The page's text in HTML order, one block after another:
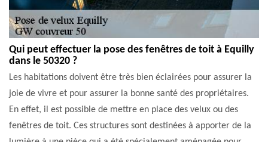
Qui peut effectuer la pose des fenêtres de toit à Equilly
dans le 50320 ?
Les habitations doivent être très bien éclairées pour assurer la
joie de vivre et pour assurer la bonne santé des propriétaires.
En effet, il est possible de mettre en place des velux ou des
fenêtres de toit. Ces structures sont destinées à apporter de la